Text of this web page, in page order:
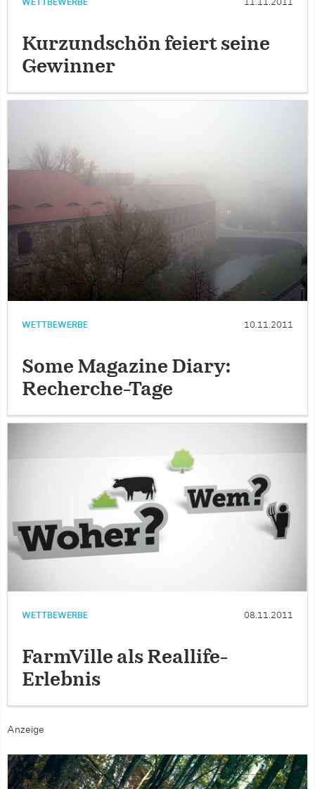
WETTBEWERBE 11.11.2011
Kurzundschön feiert seine
Gewinner
WETTBEWERBE 10.11.2011
Some Magazine Diary:
Recherche-Tage
WETTBEWERBE 08.11.2011
FarmVille als Reallife-
Erlebnis
Anzeige